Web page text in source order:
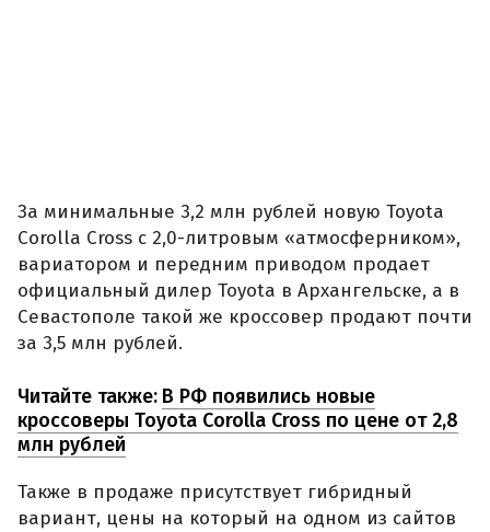
За минимальные 3,2 млн рублей новую Toyota
Corolla Cross с 2,0-литровым «атмосферником»,
вариатором и передним приводом продает
официальный дилер Toyota в Архангельске, а в
Севастополе такой же кроссовер продают почти
за 3,5 млн рублей.
Читайте также: В РФ появились новые
кроссоверы Toyota Corolla Cross по цене от 2,8
млн рублей
Также в продаже присутствует гибридный
вариант, цены на который на одном из сайтов